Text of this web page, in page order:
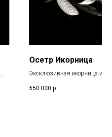
Осетр Икорница
Эксклюзивная икорница из
650 000 р.